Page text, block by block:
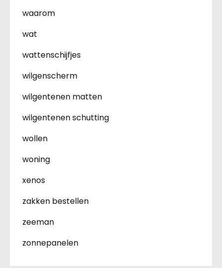
waarom
wat
wattenschijfjes
wilgenscherm
wilgentenen matten
wilgentenen schutting
wollen
woning
xenos
zakken bestellen
zeeman
zonnepanelen